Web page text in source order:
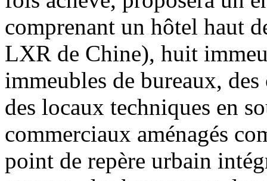
comprenant un hôtel haut
LXR de Chine), huit
immeubles de bureaux, des
des locaux techniques en
commerciaux aménagés
point de repère urbain